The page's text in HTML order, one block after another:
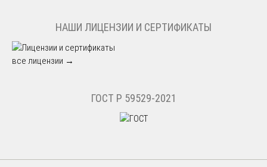
НАШИ ЛИЦЕНЗИИ И СЕРТИФИКАТЫ
все лицензии →
ГОСТ Р 59529-2021